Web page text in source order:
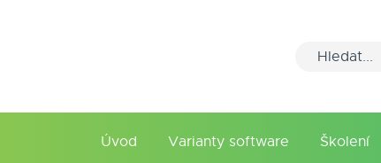
Úvod Varianty software Školení